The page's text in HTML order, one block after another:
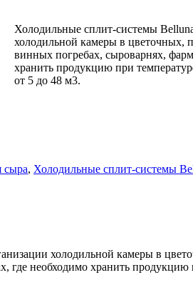
Холодильные сплит-системы
холодильной камеры в цветочных,
винных погребах, сыроварнях,
хранить продукцию при
от 5 до 48 м3.
сыра, Холодильные сплит-системы
холодильной камеры в
необходимо хранить